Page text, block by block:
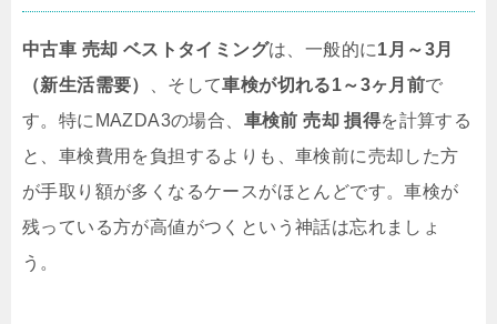
中古車 売却 ベストタイミングは、一般的に1月～3月
（新生活需要）
、そして車検が切れる1～3ヶ月前で
す。特にMAZDA3の場合、 車検前 売却 損得を計算する
と、車検費用を負担するよりも、車検前に売却した方
が手取り額が多くなるケースがほとんどです。車検が
残っている方が高値がつくという神話は忘れましょ
う。